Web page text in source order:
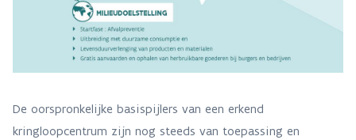
De oorspronkelijke basispijlers van een erkend
kringloopcentrum zijn nog steeds van toepassing en